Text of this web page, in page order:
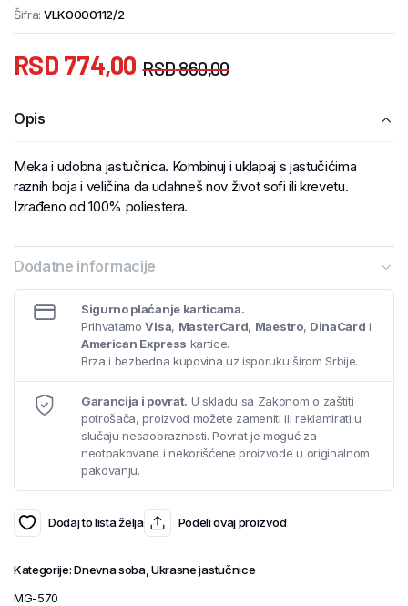
Šifra: VLK0000112/2
RSD860,00
RSD 774,00
Opis
Meka i udobna jastučnica. Kombinuj i uklapaj s jastučićima
raznih boja i veličina da udahneš nov život sofi ili krevetu.
Izrađeno od 100% poliestera.
Dodatne informacije
Sigurno plaćanje karticama.
PrihvatamoVisa, MasterCard, Maestro, DinaCard i
American Express kartice.
Brza i bezbedna kupovina uz isporuku širom Srbije.
Garancija i povrat. U skladu sa Zakonom o zaštiti
potrošača, proizvod možete zameniti ili reklamirati u
slučaju nesaobraznosti. Povrat je moguć za
neotpakovane i nekorišćene proizvode u originalnom
pakovanju.
Dodaj to lista želja Podeli ovaj proizvod
Kategorije:Dnevna soba,Ukrasne jastučnice
MG-570